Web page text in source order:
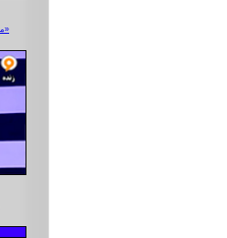
موضوع: ورود سنگ‌نوردی به «المپیک 2020»